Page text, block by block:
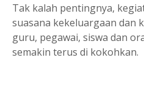
Tak kalah pentingnya,
suasana kekeluargaan dan
guru, pegawai, siswa dan
semakin terus di kokohkan.